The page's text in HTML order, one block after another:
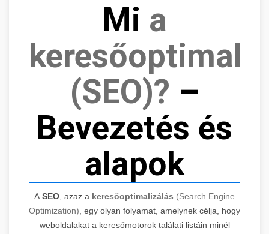
Mi a
(SEO)? –
Bevezetés és
alapok
A SEO, azaz a keresőoptimalizálás (Search Engine
Optimization), egy olyan folyamat, amelynek célja, hogy
weboldalakat a keresőmotorok találati listáin minél